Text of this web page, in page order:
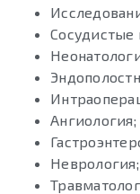
Сосудистые
Ангиология;
Неврология;